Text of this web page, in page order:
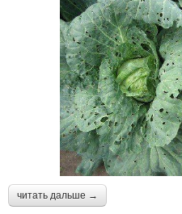
читать дальше →